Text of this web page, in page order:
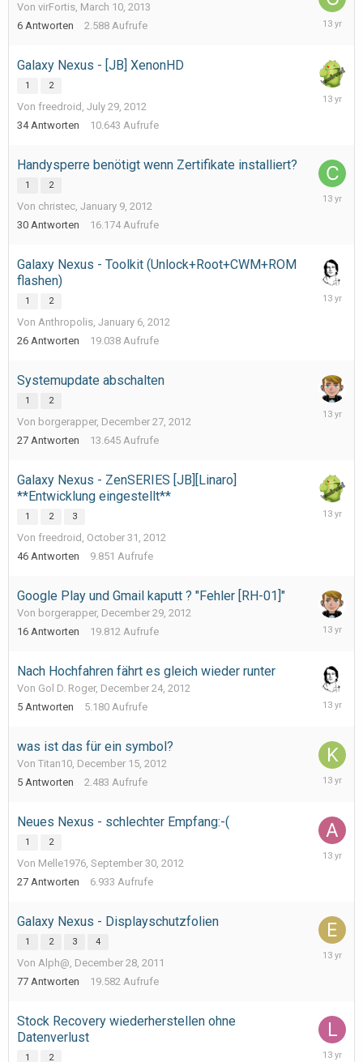
Von virFortis, March 10, 2013
6 Antworten 2.588 Aufrufe
March
Galaxy Nexus - [JB] XenonHD
1 2
Von freedroid, July 29, 2012
34 Antworten 10.643 Aufrufe
February
Handysperre benötigt wenn Zertifikate installiert?
1 2
Von christec, January 9, 2012
30 Antworten 16.174 Aufrufe
February
Galaxy Nexus - Toolkit (Unlock+Root+CWM+ROM
flashen)
1 2
Von Anthropolis, January 6, 2012
26 Antworten 19.038 Aufrufe
February
Systemupdate abschalten
1 2
Von borgerapper, December 27, 2012
27 Antworten 13.645 Aufrufe
January
Galaxy Nexus - ZenSERIES [JB][Linaro]
**Entwicklung eingestellt**
1 2 3
Von freedroid, October 31, 2012
46 Antworten 9.851 Aufrufe
January
Google Play und Gmail kaputt ? "Fehler [RH-01]"
Von borgerapper, December 29, 2012
16 Antworten 19.812 Aufrufe
Nach Hochfahren fährt es gleich wieder runter
Von Gol D. Roger, December 24, 2012
5 Antworten 5.180 Aufrufe
was ist das für ein symbol?
Von Titan10, December 15, 2012
5 Antworten 2.483 Aufrufe
Neues Nexus - schlechter Empfang:-(
1 2
Von Melle1976, September 30, 2012
27 Antworten 6.933 Aufrufe
Galaxy Nexus - Displayschutzfolien
1 2 3 4
Von Alph@, December 28, 2011
77 Antworten 19.582 Aufrufe
Stock Recovery wiederherstellen ohne
Datenverlust
1 2